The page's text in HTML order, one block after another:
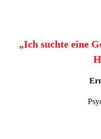
„Ich suchte eine